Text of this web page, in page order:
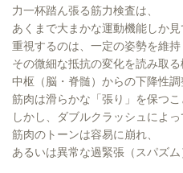
力一杯踏ん張る筋力検査は、
あくまで大まかな運動機能しか見
重視するのは、一定の姿勢を維持
その微細な抵抗の変化を読み取る
中枢（脳・脊髄）からの下降性調
筋肉は滑らかな「張り」を保つこ
しかし、ダブルクラッシュによっ
筋肉のトーンは容易に崩れ、
あるいは異常な過緊張（スパズム